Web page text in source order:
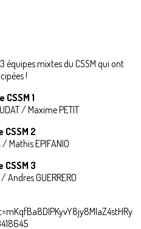
équipes mixtes du CSSM qui ont
!
CSSM 1
/ Maxime PETIT
CSSM 2
/ Mathis EPIFANIO
CSSM 3
Andres GUERRERO